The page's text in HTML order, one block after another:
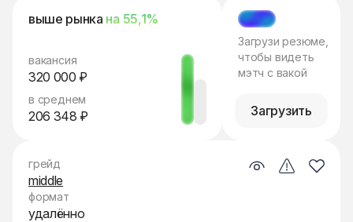
выше рынка на 55,1%
вакансия
320 000 ₽
в среднем
206 348 ₽
МЭТЧ
Загрузи резюме,
чтобы видеть
мэтч с вакой
Загрузить
грейд
middle
формат
удалённо